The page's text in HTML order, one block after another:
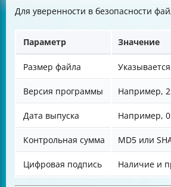
Для уверенности в безопасности
Параметр Значение
Размер файла
Версия программы Например,
Дата выпуска Например,
Контрольная сумма MD5 или
Цифровая подпись Наличие и